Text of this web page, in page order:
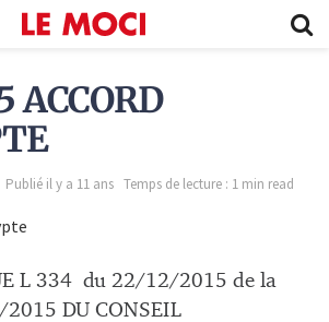
ACCORD
Publié il y a 11 ans Temps de lecture : 1 min read
L 334 du 22/12/2015 de la
2015 DU CONSEIL